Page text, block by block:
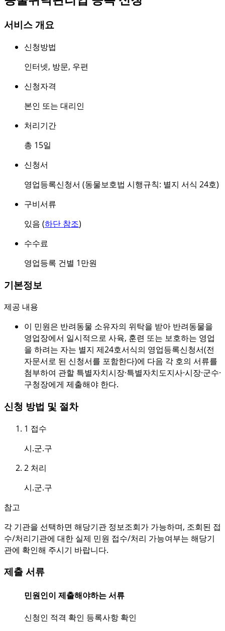
서비스 개요
신청방법
인터넷, 방문, 우편
신청자격
본인 또는 대리인
처리기간
총 15일
신청서
영업등록신청서 (동물보호법 시행규칙: 별지 서식 24호)
구비서류
있음 (하단 참조)
수수료
영업등록 건별 1만원
기본정보
제공 내용
이 민원은 반려동물 소유자의 위탁을 받아 반려동물을
영업장에서 일시적으로 사육, 훈련 또는 보호하는 영업
을 하려는 자는 별지 제24호서식의 영업등록신청서(전
자문서로 된 신청서를 포함한다)에 다음 각 호의 서류를
첨부하여 관할 특별자치시장·특별자치도지사·시장·군수·
구청장에게 제출해야 한다.
신청 방법 및 절차
1 접수
시.군.구
2 처리
시.군.구
참고
각 기관을 선택하면 해당기관 정보조회가 가능하며, 조회된 접
수/처리기관에 대한 실제 민원 접수/처리 가능여부는 해당기
관에 확인해 주시기 바랍니다.
제출 서류
민원인이 제출해야하는 서류
신청인 적격 확인 등록사항 확인